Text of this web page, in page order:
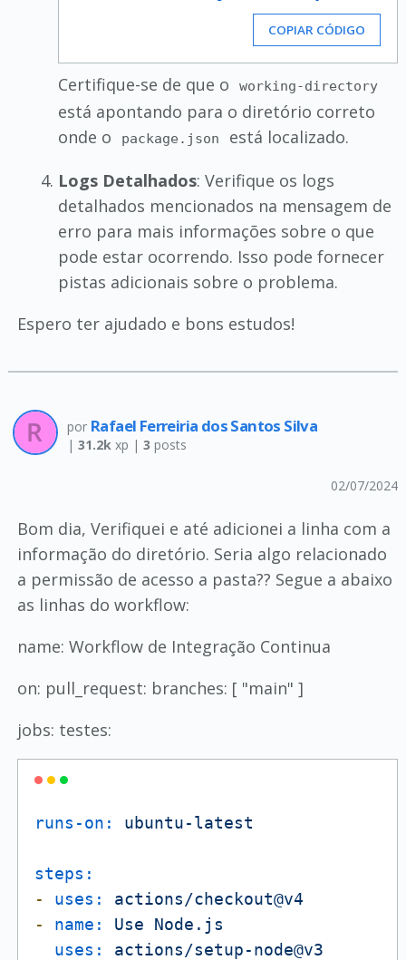
COPIAR CÓDIGO
Certifique-se de que o working-directory
está apontando para o diretório correto
onde o
package.json
está localizado.
Logs Detalhados: Verifique os logs
detalhados mencionados na mensagem de
erro para mais informações sobre o que
pode estar ocorrendo. Isso pode fornecer
pistas adicionais sobre o problema.
Espero ter ajudado e bons estudos!
por Rafael Ferreiria dos Santos Silva
| 31.2k xp | 3 posts
02/07/2024
Bom dia, Verifiquei e até adicionei a linha com a
informação do diretório. Seria algo relacionado
a permissão de acesso a pasta?? Segue a abaixo
as linhas do workflow:
name: Workflow de Integração Continua
on: pull_request: branches: [ "main" ]
jobs: testes:
runs-on: ubuntu-latest
steps:
-
uses:
actions/checkout@v4
-
name: Use
Node.js
uses:
actions/setup-node@v3